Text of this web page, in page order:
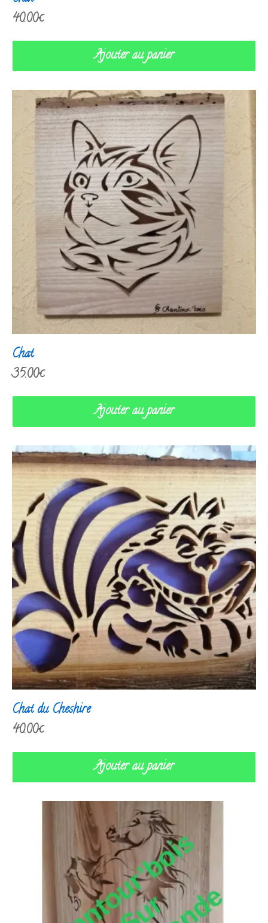
40.00€
Ajouter au panier
Chat
35.00€
Ajouter au panier
Chat du Cheshire
40.00€
Ajouter au panier